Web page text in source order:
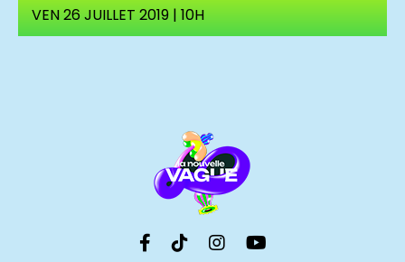
VEN 26 JUILLET 2019 | 10H